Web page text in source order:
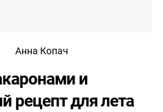
Анна Копач
и
для лета